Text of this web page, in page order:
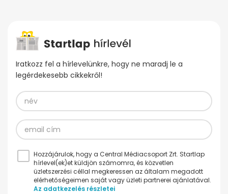
Iratkozz fel a hírlevelünkre, hogy ne maradj le a
legérdekesebb cikkekről!
Hozzájárulok, hogy a Central Médiacsoport Zrt. Startlap
hírlevel(ek)et küldjön számomra, és közvetlen
üzletszerzési céllal megkeressen az általam megadott
elérhetőségeimen saját vagy üzleti partnerei ajánlatával.
Az adatkezelés részletei